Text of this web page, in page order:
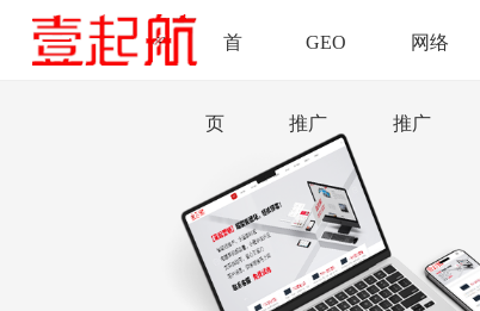
首
页
GEO
推广
网络
推广